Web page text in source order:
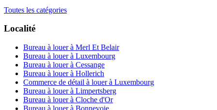
Toutes les catégories
Localité
Bureau à louer à Merl Et Belair
Bureau à louer à Luxembourg
Bureau à louer à Cessange
Bureau à louer à Hollerich
Commerce de détail à louer à Luxembourg
Bureau à louer à Limpertsberg
Bureau à louer à Cloche d'Or